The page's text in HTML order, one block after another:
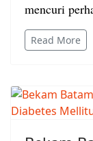
mencuri
Read More